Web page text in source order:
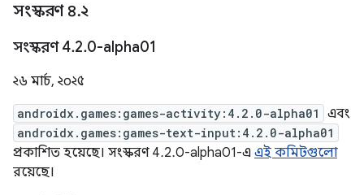
সংস্করণ ৪.২
সংস্করণ 4.2.0-alpha01
২৬ মার্চ, ২০২৫
androidx.games:games-activity:4.2.0-alpha01 এবং
androidx.games:games-text-input:4.2.0-alpha01
প্রকাশিত হয়েছে। সংস্করণ 4.2.0-alpha01-এ এই কমিটগুলো
রয়েছে।